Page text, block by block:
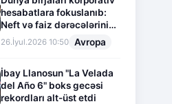
hesabatlara fokuslanıb:
Neft və faiz dərəcələrinin
təsiri altında cari vəziyyət
26.İyul.2026 10:50 Avropa
İbay Llanosun "La Velada
del Año 6" boks gecəsi
rekordları alt-üst etdi